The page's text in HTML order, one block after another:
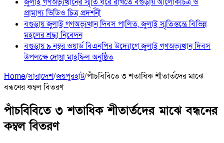
প্রামাণ্য ভিডিও চিত্র প্রদর্শনী
বগুড়ায় জুলাই গণঅভ্যুত্থান দিবস পালিত, জুলাই স্মৃতিস্তম্ভে বিভিন্ন
মহলের শ্রদ্ধা নিবেদন
বগুড়ায় ৯ নম্বর ওয়ার্ড বিএনপির উদ্যোগে জুলাই গণঅভ্যুত্থান দিবস
উপলক্ষে দোয়া মাহফিল অনুষ্ঠিত
Home/সারাদেশ/জয়পুরহাট/পাঁচবিবিতে ৩ শতাধিক শীতার্তদের মাঝে
বন্ধনের কম্বল বিতরণ
পাঁচবিবিতে ৩ শতাধিক শীতার্তদের মাঝে বন্ধনের
কম্বল বিতরণ